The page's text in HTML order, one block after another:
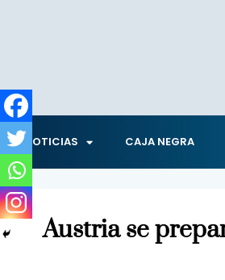
NOTICIAS CAJA NEGRA
Austria se